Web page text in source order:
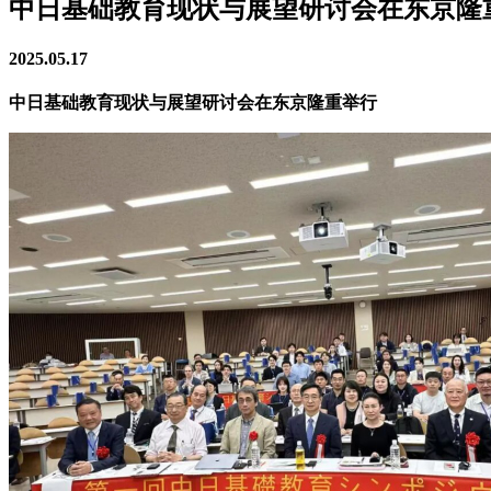
中日基础教育现状与展望研讨会在东京隆
2025.05.17
中日基础教育现状与展望研讨会在东京隆重举行